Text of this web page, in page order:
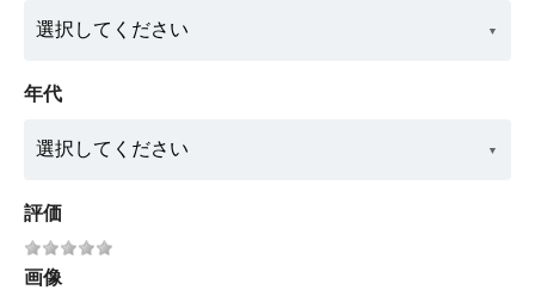
年代
評価
画像